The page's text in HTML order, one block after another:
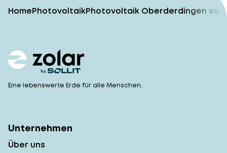
HomePhotovoltaikPhotovoltaik Oberderdingen
Eine lebenswerte Erde für alle Menschen.
Unternehmen
Über uns